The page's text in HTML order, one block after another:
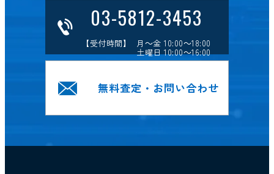
03-5812-3453
【受付時間】 月～金 10:00～18:00
土曜日 10:00～16:00
無料査定・お問い合わせ